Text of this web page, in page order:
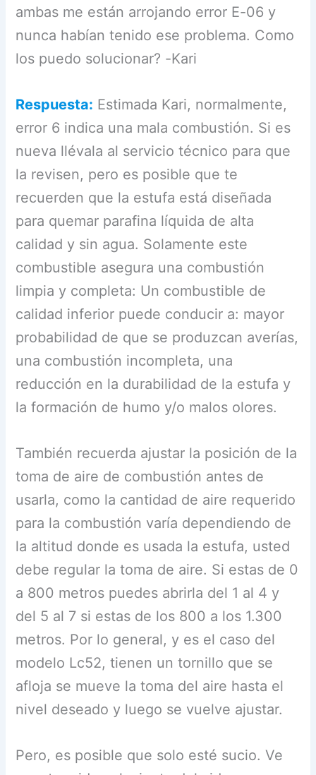
ambas me están arrojando error E-06 y
nunca habían tenido ese problema. Como
los puedo solucionar? -Kari
Respuesta: Estimada Kari, normalmente,
error 6 indica una mala combustión. Si es
nueva llévala al servicio técnico para que
la revisen, pero es posible que te
recuerden que la estufa está diseñada
para quemar parafina líquida de alta
calidad y sin agua. Solamente este
combustible asegura una combustión
limpia y completa: Un combustible de
calidad inferior puede conducir a: mayor
probabilidad de que se produzcan averías,
una combustión incompleta, una
reducción en la durabilidad de la estufa y
la formación de humo y/o malos olores.
También recuerda ajustar la posición de la
toma de aire de combustión antes de
usarla, como la cantidad de aire requerido
para la combustión varía dependiendo de
la altitud donde es usada la estufa, usted
debe regular la toma de aire. Si estas de 0
a 800 metros puedes abrirla del 1 al 4 y
del 5 al 7 si estas de los 800 a los 1.300
metros. Por lo general, y es el caso del
modelo Lc52, tienen un tornillo que se
afloja se mueve la toma del aire hasta el
nivel deseado y luego se vuelve ajustar.
Pero, es posible que solo esté sucio. Ve